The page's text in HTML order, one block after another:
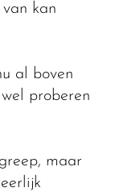
kan
al boven
proberen
maar